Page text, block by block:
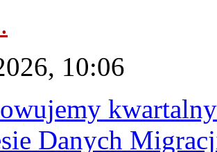
10:06
Danych